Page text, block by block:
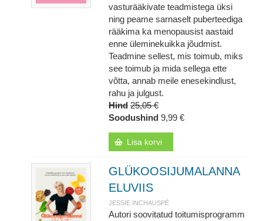
vasturääkivate teadmistega üksi
ning peame sarnaselt puberteediga
rääkima ka menopausist aastaid
enne üleminekuikka jõudmist.
Teadmine sellest, mis toimub, miks
see toimub ja mida sellega ette
võtta, annab meile enesekindlust,
rahu ja julgust.
Hind 25,05 €
Soodushind 9,99 €
Lisa korvi
GLÜKOOSIJUMALANNA
ELUVIIS
JESSIE INCHAUSPÉ
Autori soovitatud toitumisprogramm